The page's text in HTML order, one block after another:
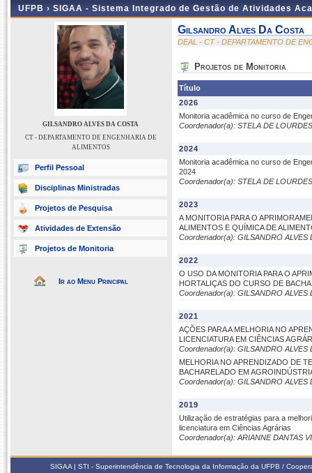
UFPB › SIGAA - Sistema Integrado de Gestão de Atividades
GILSANDRO ALVES DA COSTA
CT - DEPARTAMENTO DE ENGENHARIA DE
ALIMENTOS
Perfil Pessoal
Disciplinas Ministradas
Projetos de Pesquisa
Atividades de Extensão
Projetos de Monitoria
Ir ao Menu Principal
Gilsandro Alves Da Costa
DEAL - CT - DEPARTAMENTO DE
Projetos de Monitoria
Título
2026
Monitoria acadêmica no curso de
Coordenador(a): STELA DE
2024
Monitoria acadêmica no curso de
2024
Coordenador(a): STELA DE
2023
A MONITORIA PARA O
ALIMENTOS E QUÍMICA DE
Coordenador(a): GILSANDRO ALVES
2022
O USO DA MONITORIA PARA O
HORTALIÇAS DO CURSO DE
Coordenador(a): GILSANDRO ALVES
2021
AÇÕES PARA A MELHORIA NO
LICENCIATURA EM CIÊNCIAS
Coordenador(a): GILSANDRO ALVES
MELHORIA NO APRENDIZADO DE
BACHARELADO EM
Coordenador(a): GILSANDRO ALVES
2019
Utilização de estratégias para a
licenciatura em Ciências Agrárias
Coordenador(a): ARIANNE DANTAS
SIGAA | STI - Superintendência de Tecnologia da Informação da UFPB /